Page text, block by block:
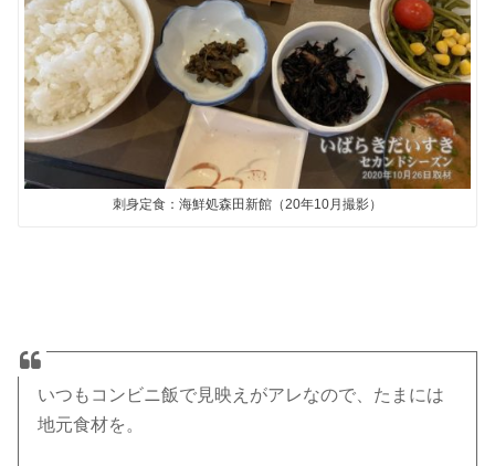
刺身定食：海鮮処森田新館（20年10月撮影）
いつもコンビニ飯で見映えがアレなので、たまには
地元食材を。